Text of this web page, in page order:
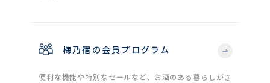
梅乃宿の会員プログラム
便利な機能や特別なセールなど、お酒のある暮らしがさ